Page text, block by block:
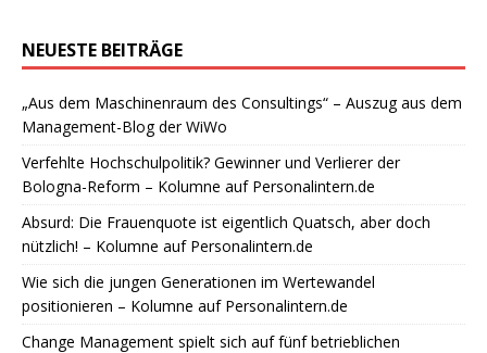
NEUESTE BEITRÄGE
„Aus dem Maschinenraum des Consultings“ – Auszug aus dem
Management-Blog der WiWo
Verfehlte Hochschulpolitik? Gewinner und Verlierer der
Bologna-Reform – Kolumne auf Personalintern.de
Absurd: Die Frauenquote ist eigentlich Quatsch, aber doch
nützlich! – Kolumne auf Personalintern.de
Wie sich die jungen Generationen im Wertewandel
positionieren – Kolumne auf Personalintern.de
Change Management spielt sich auf fünf betrieblichen